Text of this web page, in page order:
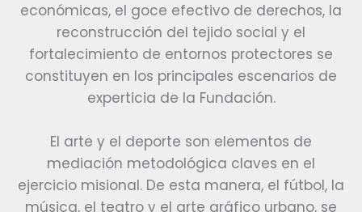
económicas, el goce efectivo de derechos, la
reconstrucción del tejido social y el
fortalecimiento de entornos protectores se
constituyen en los principales escenarios de
experticia de la Fundación.
El arte y el deporte son elementos de
mediación metodológica claves en el
ejercicio misional. De esta manera, el fútbol, la
música, el teatro y el arte gráfico urbano, se